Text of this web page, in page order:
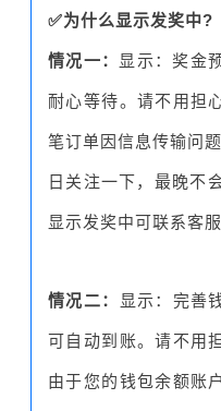
✅为什么显示发奖中?
情况一： 显示：奖金
耐心等待。请不用担
笔订单因信息传输问
日关注一下，最晚不
显示发奖中可联系客
情况二： 显示：完善
可自动到账。请不用
由于您的钱包余额账